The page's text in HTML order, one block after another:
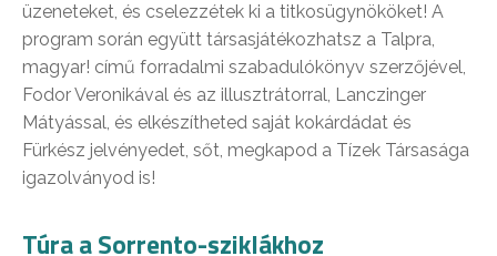
üzeneteket, és cselezzétek ki a titkosügynököket! A
program során együtt társasjátékozhatsz a Talpra,
magyar! című forradalmi szabadulókönyv szerzőjével,
Fodor Veronikával és az illusztrátorral, Lanczinger
Mátyással, és elkészítheted saját kokárdádat és
Fürkész jelvényedet, sőt, megkapod a Tízek Társasága
igazolványod is!
Túra a Sorrento-sziklákhoz